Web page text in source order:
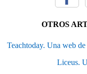
OTROS
Teachtoday. Una web
Liceus.